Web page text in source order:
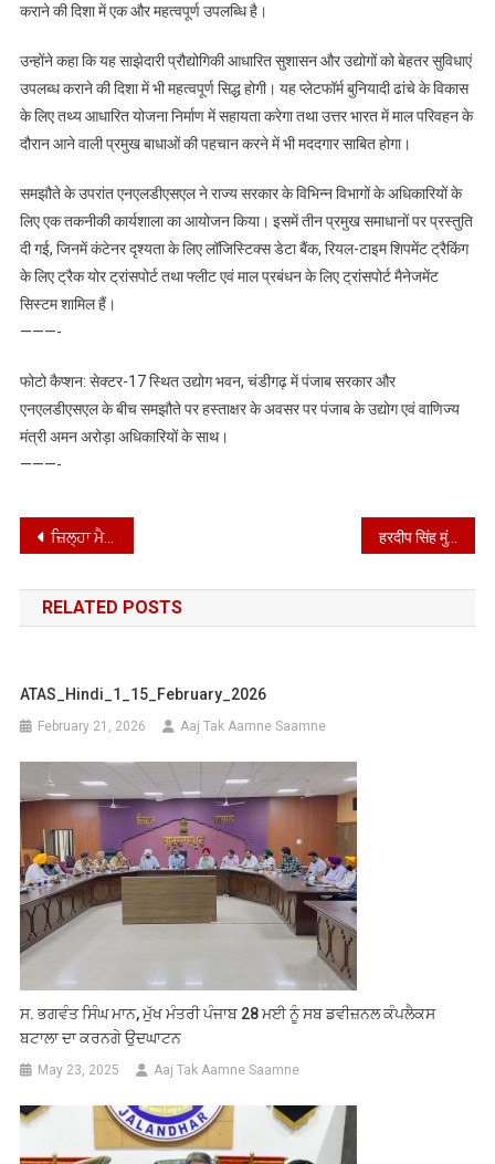
कराने की दिशा में एक और महत्वपूर्ण उपलब्धि है।
उन्होंने कहा कि यह साझेदारी प्रौद्योगिकी आधारित सुशासन और उद्योगों को बेहतर सुविधाएं
उपलब्ध कराने की दिशा में भी महत्वपूर्ण सिद्ध होगी। यह प्लेटफॉर्म बुनियादी ढांचे के विकास
के लिए तथ्य आधारित योजना निर्माण में सहायता करेगा तथा उत्तर भारत में माल परिवहन के
दौरान आने वाली प्रमुख बाधाओं की पहचान करने में भी मददगार साबित होगा।
समझौते के उपरांत एनएलडीएसएल ने राज्य सरकार के विभिन्न विभागों के अधिकारियों के
लिए एक तकनीकी कार्यशाला का आयोजन किया। इसमें तीन प्रमुख समाधानों पर प्रस्तुति
दी गई, जिनमें कंटेनर दृश्यता के लिए लॉजिस्टिक्स डेटा बैंक, रियल-टाइम शिपमेंट ट्रैकिंग
के लिए ट्रैक योर ट्रांसपोर्ट तथा फ्लीट एवं माल प्रबंधन के लिए ट्रांसपोर्ट मैनेजमेंट
सिस्टम शामिल हैं।
———-
फोटो कैप्शन: सेक्टर-17 स्थित उद्योग भवन, चंडीगढ़ में पंजाब सरकार और
एनएलडीएसएल के बीच समझौते पर हस्ताक्षर के अवसर पर पंजाब के उद्योग एवं वाणिज्य
मंत्री अमन अरोड़ा अधिकारियों के साथ।
———-
Post
navigation
ਜ਼ਿਲ੍ਹਾ ਮੈਜਿਸਟਰੇਟ ਨੇ ਜ਼ਿਲ੍ਹੇ ਅੰਦਰ ਜਾਰੀ ਕੀਤੇ ਵੱਖ-ਵੱਖ ਪਾਬੰਦੀਆਂ ਦੇ ਹੁਕਮ हरदीप सिंह मुंडियां ने जल आपूर्ति एवं स्वच्छता विभाग के 52 नव-नियुक्त कर्मचारियों को नियुक्ति पत्र सौंपे*
RELATED POSTS
ATAS_Hindi_1_15_February_2026
February 21, 2026 Aaj Tak Aamne Saamne
ਸ. ਭਗਵੰਤ ਸਿੰਘ ਮਾਨ, ਮੁੱਖ ਮੰਤਰੀ ਪੰਜਾਬ 28 ਮਈ ਨੂੰ ਸਬ ਡਵੀਜ਼ਨਲ ਕੰਪਲੈਕਸ
ਬਟਾਲਾ ਦਾ ਕਰਨਗੇ ਉਦਘਾਟਨ
May 23, 2025 Aaj Tak Aamne Saamne